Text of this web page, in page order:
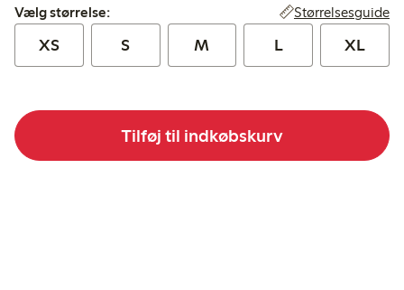
Vælg størrelse:
Vælg størrelse: Størrelsesguide
XS S M L XL
Tilføj til indkøbskurv